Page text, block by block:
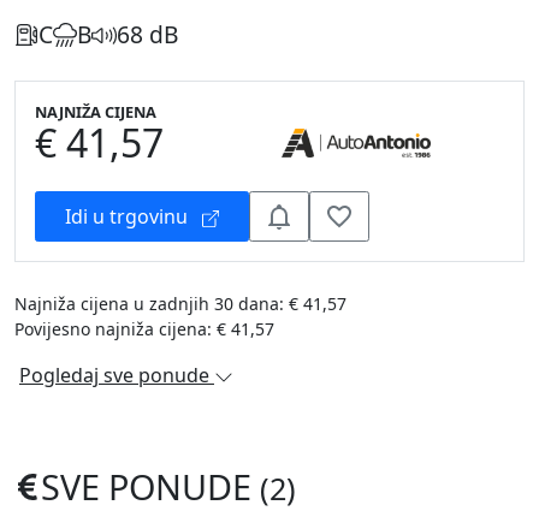
C B 68 dB
NAJNIŽA CIJENA
€ 41,57
Idi u trgovinu
Najniža cijena u zadnjih 30 dana: € 41,57
Povijesno najniža cijena: € 41,57
Pogledaj sve ponude
SVE PONUDE (2)